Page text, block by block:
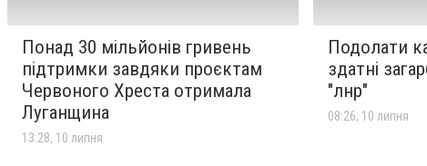
Понад 30 мільйонів гривень
підтримки завдяки проєктам
Червоного Хреста отримала
Луганщина
13:28, 10 липня
Подолати
здатні
"лнр"
08:26, 10 липня